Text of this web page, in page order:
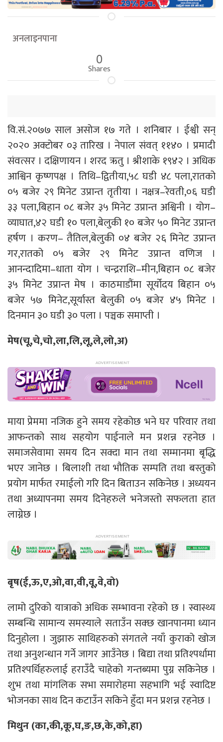
अनलाइनपाना
0
Shares
वि.सं.२०७७ साल असोज १७ गते । शनिबार । ईश्वी सन्
२०२० अक्टोबर ०३ तारिख । नेपाल संवत् ११४० । प्रमादी
संवत्सर । दक्षिणायन । शरद ऋतु । श्रीशाके १९४२ । अधिक
आश्विन कृष्णपक्ष । तिथि–द्वितीया,५८ घडी ४८ पला,रातको
०५ बजेर २९ मिनेट उप्रान्त तृतीया । नक्षत्र–रेवती,०६ घडी
३३ पला,बिहान ०८ बजेर ३५ मिनेट उप्रान्त अश्विनी । योग–
व्याघात,४२ घडी १० पला,बेलुकी १० बजेर ५० मिनेट उप्रान्त
हर्षण । करण– तैतिल,बेलुकी ०४ बजेर २६ मिनेट उप्रान्त
गर,रातको ०५ बजेर २९ मिनेट उप्रान्त वणिज ।
आनन्दादिमा–धाता योग । चन्द्रराशि–मीन,बिहान ०८ बजेर
३५ मिनेट उप्रान्त मेष । काठमाडौंमा सूर्योदय बिहान ०५
बजेर ५७ मिनेट,सूर्यास्त बेलुकी ०५ बजेर ४५ मिनेट ।
दिनमान ३० घडी ३० पला । पञ्चक समाप्ती ।
मेष(चू,चे,चो,ला,लि,लू,ले,लो,अ)
माया प्रेममा नजिक हुने समय रहेकोछ भने घर परिवार तथा
आफन्तको साथ सहयोग पाईनाले मन प्रशन्न रहनेछ ।
समाजसेवामा समय दिन सक्दा मान तथा सम्मानमा बृद्धि
भएर जानेछ । बिलाशी तथा भौतिक सम्पति तथा बस्तुको
प्रयोग मार्फत रमाईलो गरि दिन बिताउन सकिनेछ । अध्ययन
तथा अध्यापनमा समय दिनेहरुले भनेजस्तो सफलता हात
लाग्नेछ ।
बृष(ई,ऊ,ए,ओ,वा,वी,वू,वे,वो)
लामो दुरिको यात्राको अधिक सम्भावना रहेको छ । स्वास्थ्य
सम्बन्धि सामान्य समस्याले सताउँन सक्छ खानपानमा ध्यान
दिनुहोला । जुझारु साथिहरुको संगतले नयाँ कुराको खोज
तथा अनुशन्धान गर्ने जागर आउँनेछ । बिद्या तथा प्रतिश्पर्धामा
प्रतिश्पर्धिहरुलाई हराउँदै चाहेको गन्तब्यमा पुग्न सकिनेछ ।
शुभ तथा मांगलिक सभा समारोहमा सहभागि भई स्वादिष्ट
भोजनका साथ दिन कटाउँन सकिने हुँदा मन प्रशन्न रहनेछ ।
मिथुन (का,की,कू,घ,ङ,छ,के,को,हा)